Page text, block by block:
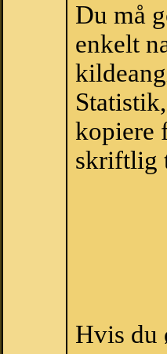
Du må
enkelt
kopiere
skriftlig
Hvis du